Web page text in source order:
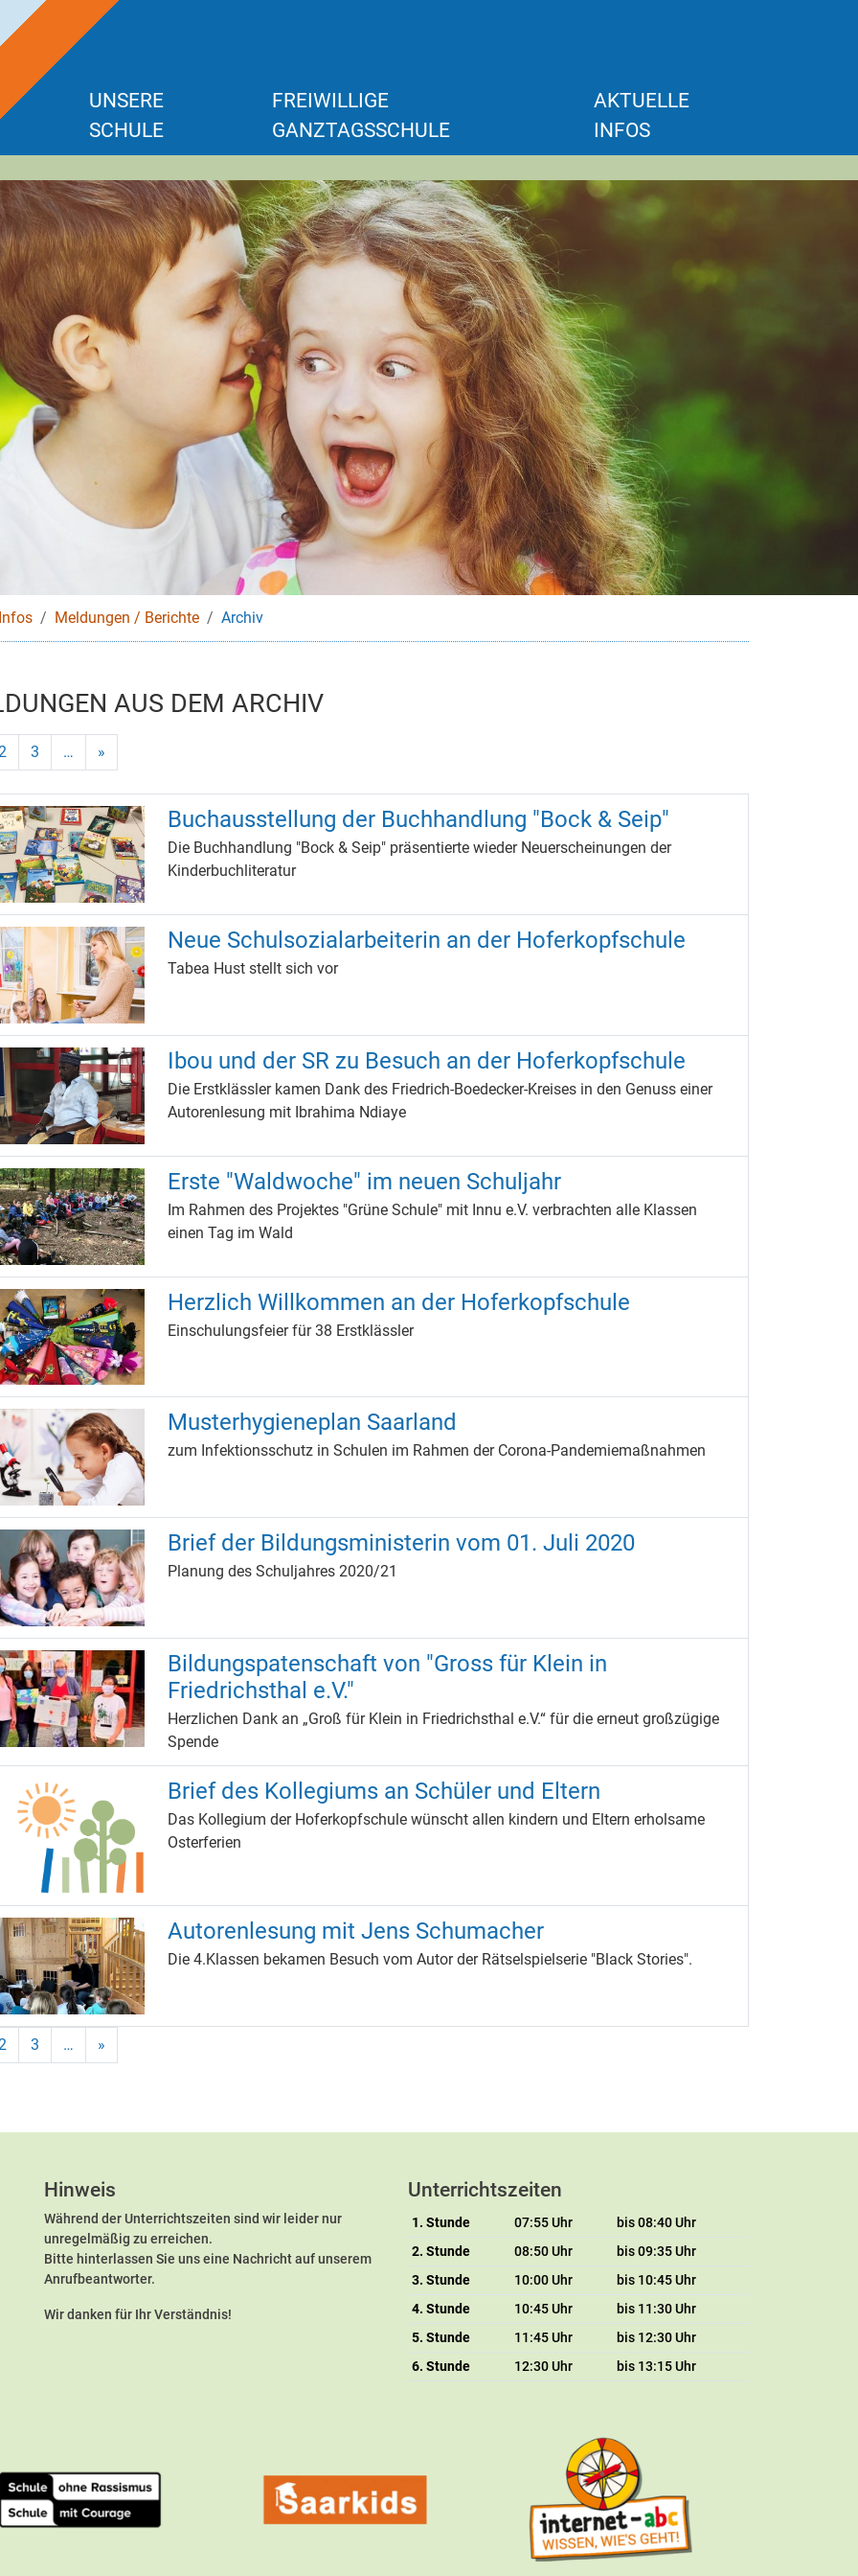
UNSERE
SCHULE
FREIWILLIGE
GANZTAGSSCHULE
AKTUELLE
INFOS
Meldungen / Berichte Archiv
AUS DEM ARCHIV
Seite, Seite
zu Seite
Gehe zu Seite
3 … »
Buchausstellung der Buchhandlung "Bock & Seip"
Die Buchhandlung "Bock & Seip" präsentierte wieder Neuerscheinungen der
Kinderbuchliteratur
Neue Schulsozialarbeiterin an der Hoferkopfschule
Tabea Hust stellt sich vor
Ibou und der SR zu Besuch an der Hoferkopfschule
Die Erstklässler kamen Dank des Friedrich-Boedecker-Kreises in den Genuss einer
Autorenlesung mit Ibrahima Ndiaye
Erste "Waldwoche" im neuen Schuljahr
Im Rahmen des Projektes "Grüne Schule" mit Innu e.V. verbrachten alle Klassen
einen Tag im Wald
Herzlich Willkommen an der Hoferkopfschule
Einschulungsfeier für 38 Erstklässler
Musterhygieneplan Saarland
zum Infektionsschutz in Schulen im Rahmen der Corona-Pandemiemaßnahmen
Brief der Bildungsministerin vom 01. Juli 2020
Planung des Schuljahres 2020/21
Bildungspatenschaft von "Gross für Klein in
Friedrichsthal e.V."
Herzlichen Dank an „Groß für Klein in Friedrichsthal e.V.“ für die erneut großzügige
Spende
Brief des Kollegiums an Schüler und Eltern
Das Kollegium der Hoferkopfschule wünscht allen kindern und Eltern erholsame
Osterferien
Autorenlesung mit Jens Schumacher
Die 4.Klassen bekamen Besuch vom Autor der Rätselspielserie "Black Stories".
Seite, Seite
zu Seite
Gehe zu Seite
3 … »
Hinweis
Während der Unterrichtszeiten sind wir leider nur
unregelmäßig zu erreichen.
Bitte hinterlassen Sie uns eine Nachricht auf unserem
Anrufbeantworter.
Wir danken für Ihr Verständnis!
Unterrichtszeiten
1. Stunde 07:55 Uhr
bis 08:40 Uhr
2. Stunde
08:50 Uhr
bis 09:35 Uhr
3. Stunde
10:00 Uhr
bis 10:45 Uhr
4. Stunde
10:45 Uhr
bis 11:30 Uhr
5. Stunde
11:45 Uhr
bis 12:30 Uhr
6. Stunde
12:30 Uhr bis 13:15 Uhr